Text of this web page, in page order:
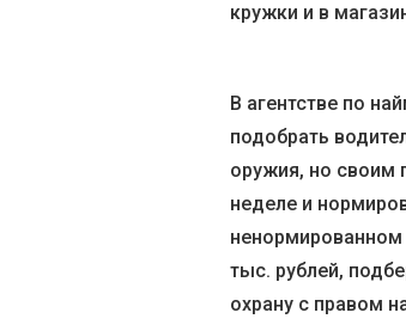
кружки и в
В агентстве по
подобрать
оружия, но своим
неделе и
тыс. рублей,
охрану с правом